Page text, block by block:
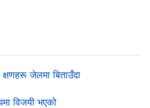
भन्!” मैले तिनीहरूले भनेको हरेक
सोधपुछको पहिलो चरण असफल
जेलमा बिताउँदा
विजयी भएको